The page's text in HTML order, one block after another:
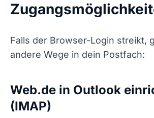
Falls der Browser-Login streikt,
andere Wege in dein Postfach:
Web.de in Outlook
(IMAP)